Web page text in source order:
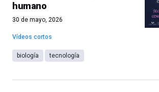
humano
30 de mayo, 2026
Vídeos cortos
biología tecnología